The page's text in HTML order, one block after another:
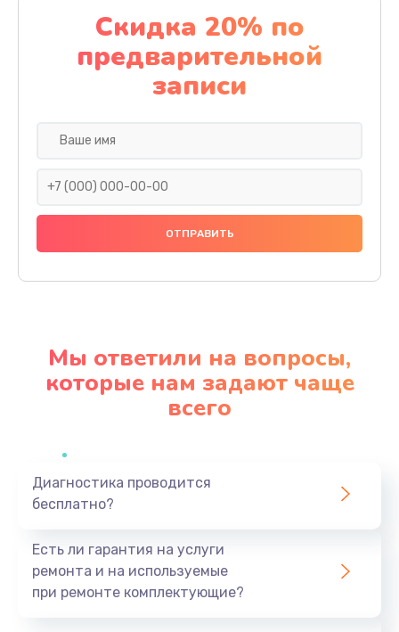
Чистка от пыли
1060 руб.
Заказать
Ремонт подсветки
1200 руб.
Заказать
Замена видеочипа
Ремонт разъема питания
Заказать
Скидка 20% по
предварительной
записи
Мы ответили на вопросы,
которые нам задают чаще
всего
Диагностика проводится
бесплатно?
Есть ли гарантия на услуги
ремонта и на используемые
при ремонте комплектующие?